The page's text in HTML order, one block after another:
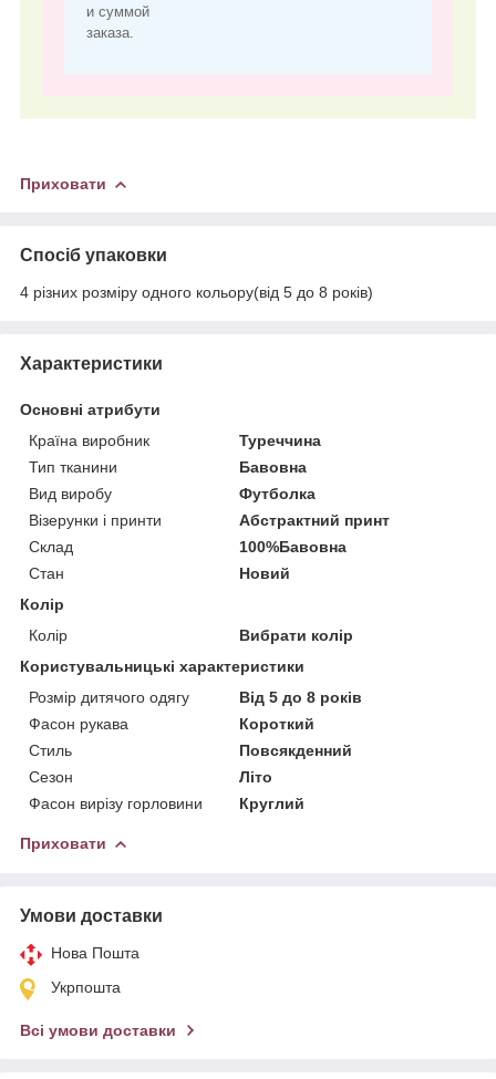
и суммой
заказа.
Приховати
Спосіб упаковки
4 різних розміру одного кольору(від 5 до 8 років)
Характеристики
Основні атрибути
Країна виробник
Туреччина
Тип тканини
Бавовна
Вид виробу
Футболка
Візерунки і принти
Абстрактний принт
Склад
100%Бавовна
Стан
Новий
Колір
Колір
Вибрати колір
Користувальницькі характеристики
Розмір дитячого одягу
Від 5 до 8 років
Фасон рукава
Короткий
Стиль
Повсякденний
Сезон
Літо
Фасон вирізу горловини
Круглий
Приховати
Умови доставки
Нова Пошта
Укрпошта
Всі умови доставки